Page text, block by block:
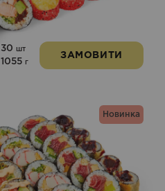
30 шт
1055 г
ЗАМОВИТИ
Новинка